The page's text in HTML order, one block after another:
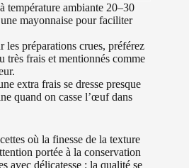
température ambiante 20–30
mayonnaise pour faciliter
les préparations crues, préférez
très frais et mentionnés comme
extra frais se dresse presque
quand on casse l’œuf dans
où la finesse de la texture
portée à la conservation
avec délicatesse : la qualité se